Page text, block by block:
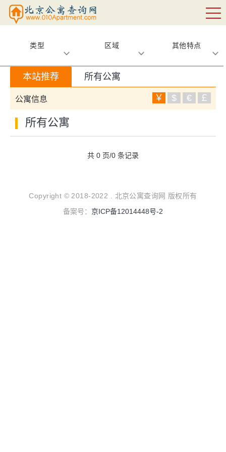
类型 区域 其他特点
本站推荐 所有公寓
公寓信息 ￥ $ € ￡
所有公寓
共 0 页/0 条记录
Copyright © 2018-2022 . 北京公寓查询网 版权所有
备案号： 京ICP备12014448号-2